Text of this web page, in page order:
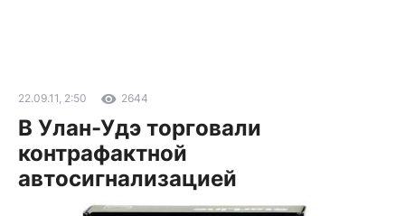
22.09.11, 2:50 2644
В Улан-Удэ торговали
контрафактной
автосигнализацией